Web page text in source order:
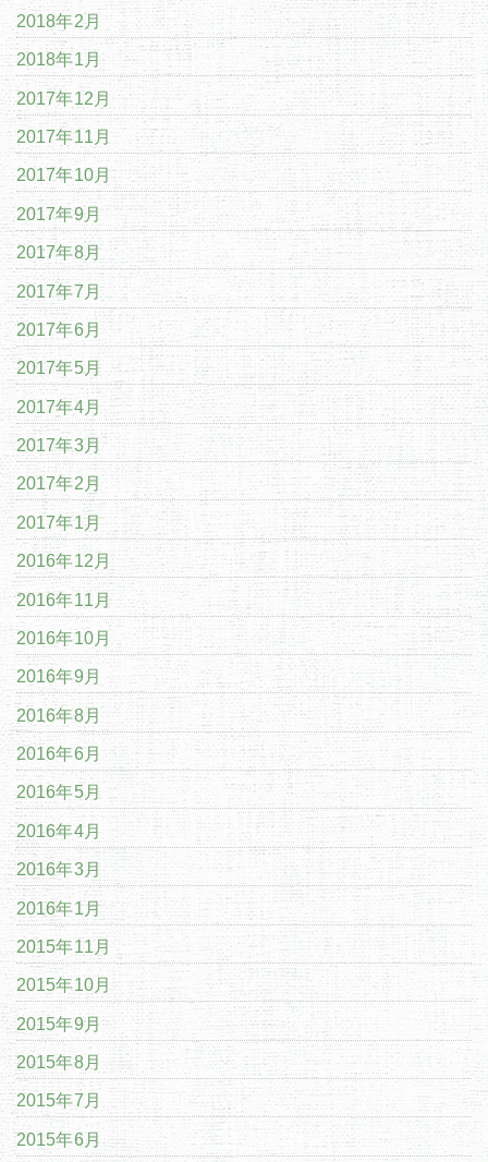
2018年2月
2018年1月
2017年12月
2017年11月
2017年10月
2017年9月
2017年8月
2017年7月
2017年6月
2017年5月
2017年4月
2017年3月
2017年2月
2017年1月
2016年12月
2016年11月
2016年10月
2016年9月
2016年8月
2016年6月
2016年5月
2016年4月
2016年3月
2016年1月
2015年11月
2015年10月
2015年9月
2015年8月
2015年7月
2015年6月